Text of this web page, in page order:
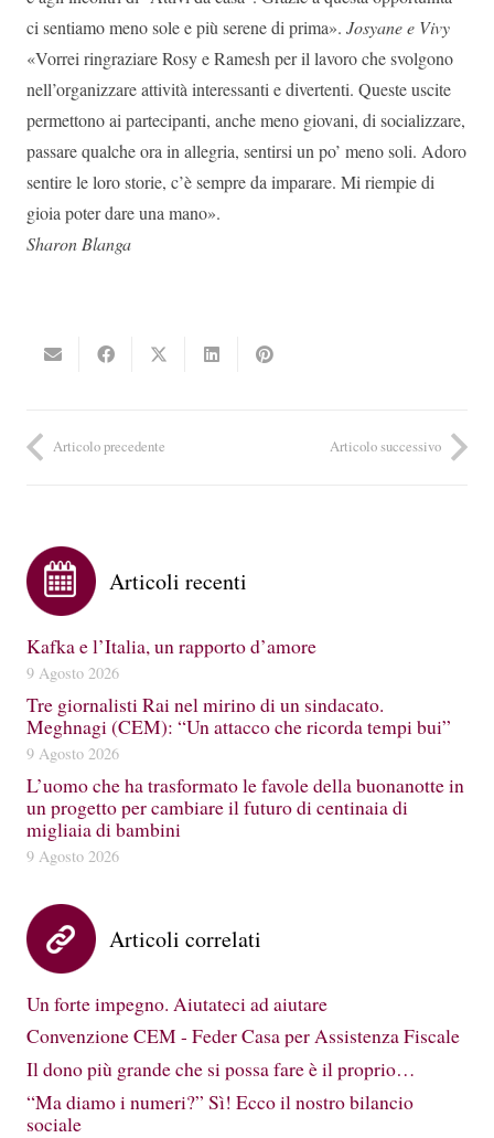
ci sentiamo meno sole e più serene di prima». Josyane e Vivy
«Vorrei ringraziare Rosy e Ramesh per il lavoro che svolgono
nell’organizzare attività interessanti e divertenti. Queste uscite
permettono ai partecipanti, anche meno giovani, di socializzare,
passare qualche ora in allegria, sentirsi un po’ meno soli. Adoro
sentire le loro storie, c’è sempre da imparare. Mi riempie di
gioia poter dare una mano».
Sharon Blanga
Articolo precedente Articolo successivo
Articoli recenti
Kafka e l’Italia, un rapporto d’amore
9 Agosto 2026
Tre giornalisti Rai nel mirino di un sindacato.
Meghnagi (CEM): “Un attacco che ricorda tempi bui”
9 Agosto 2026
L’uomo che ha trasformato le favole della buonanotte in
un progetto per cambiare il futuro di centinaia di
migliaia di bambini
9 Agosto 2026
Articoli correlati
Un forte impegno. Aiutateci ad aiutare
Convenzione CEM - Feder Casa per Assistenza Fiscale
Il dono più grande che si possa fare è il proprio…
“Ma diamo i numeri?” Sì! Ecco il nostro bilancio
sociale